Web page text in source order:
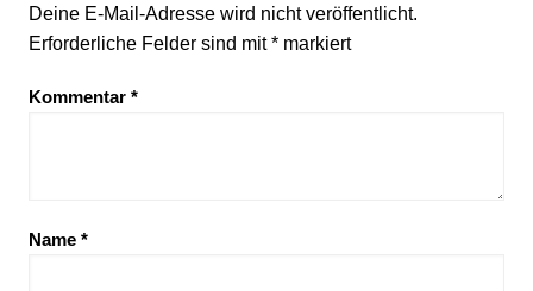
Deine E-Mail-Adresse wird nicht veröffentlicht.
Erforderliche Felder sind mit*markiert
Kommentar *
Name *